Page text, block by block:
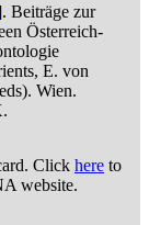
Beiträge zur
Österreich-
E. von
Wien.
Click here to
website.